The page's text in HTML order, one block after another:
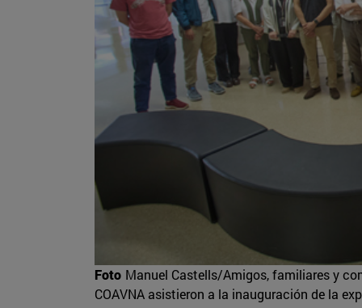
Foto Manuel Castells/Amigos, familiares y
COAVNA asistieron a la inauguración de la